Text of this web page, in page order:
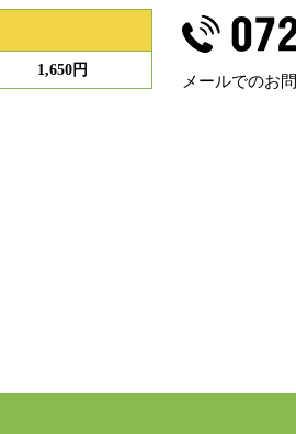
1,650円
メールでのお